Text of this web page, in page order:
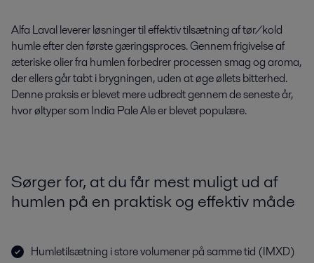
Alfa Laval leverer løsninger til effektiv tilsætning af tør/kold
humle efter den første gæringsproces. Gennem frigivelse af
æteriske olier fra humlen forbedrer processen smag og aroma,
der ellers går tabt i brygningen, uden at øge øllets bitterhed.
Denne praksis er blevet mere udbredt gennem de seneste år,
hvor øltyper som India Pale Ale er blevet populære.
Sørger for, at du får mest muligt ud af
humlen på en praktisk og effektiv måde
Humletilsætning i store volumener på samme tid (IMXD)